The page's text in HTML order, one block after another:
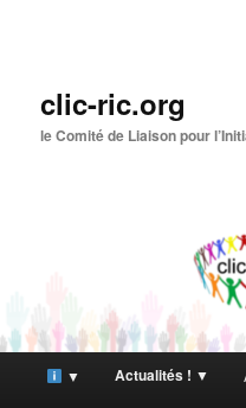
clic-ric.org
le Comité de Liaison pour
principal
▼ Actualités ! ▼